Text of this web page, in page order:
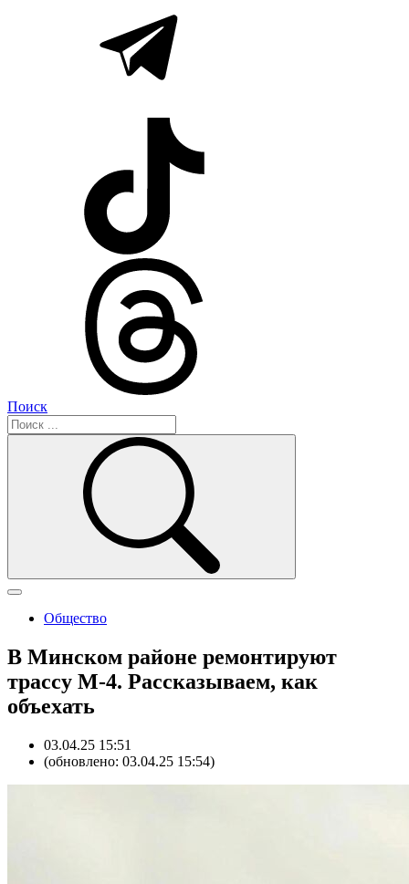
Поиск
Общество
В Минском районе ремонтируют
трассу М-4. Рассказываем, как
объехать
03.04.25 15:51
(обновлено: 03.04.25 15:54)